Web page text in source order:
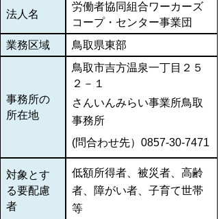
法人名
労働者協同組合ワーカーズ
コープ・センター事業団
業務区域
鳥取県東部
事務所の
所在地
鳥取市吉方温泉一丁目２５
２－１
さんいんみらい事業所鳥取
事務所
(問合わせ先）0857-30-7471
対象とす
る要配慮
者
低額所得者、被災者、高齢
者、障がい者、子育て世帯
等